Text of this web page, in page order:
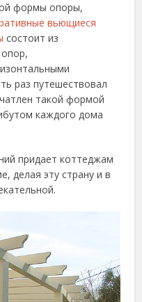
формы опоры,
вьющиеся
состоит из
раз путешествовал
такой формой
каждого дома
придает коттеджам
делая эту страну и в